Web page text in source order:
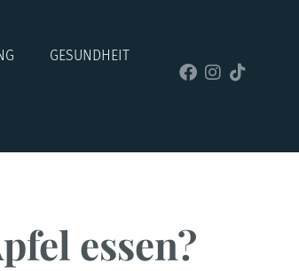
GESUNDHEIT
essen?